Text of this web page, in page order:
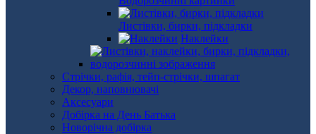
Листівки, бирки, підкладки
Наклейки
Стрічки, рафія, тейп-стрічки, шпагат
Декор, наповнювачі
Аксесуари
Добірка на День Батька
Новорічна добірка